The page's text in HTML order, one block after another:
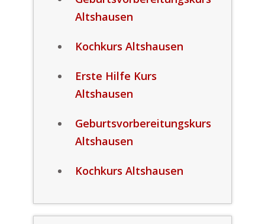
Altshausen
Kochkurs Altshausen
Erste Hilfe Kurs
Altshausen
Geburtsvorbereitungskurs
Altshausen
Kochkurs Altshausen